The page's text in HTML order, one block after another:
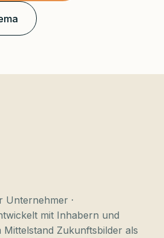
·
mit Inhabern und
Zukunftsbilder als